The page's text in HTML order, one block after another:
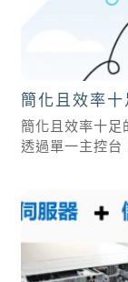
簡化且效率十
簡化且效率十
透過單一主控台